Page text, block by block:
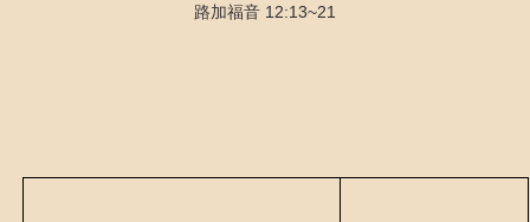
路加福音 12:13~21